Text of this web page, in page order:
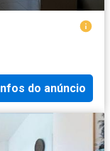
Infos do anúncio